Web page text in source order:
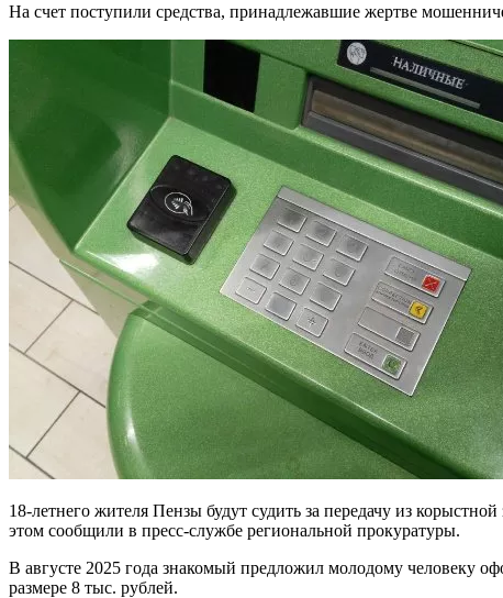
На счет поступили средства, принадлежавшие жертве
18-летнего жителя Пензы будут судить за передачу из
этом сообщили в пресс-службе региональной прокуратуры.
В августе 2025 года знакомый предложил молодому человеку
размере 8 тыс. рублей.